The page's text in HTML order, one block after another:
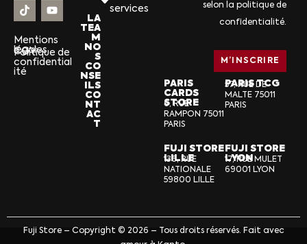
Mentions
légales
CGV
Politique de
confidential
ité
services
LA
TEA
M
NO
S
CO
NSE
ILS
CO
NT
AC
T
selon la politique de
confidentialité.
PARIS
CARDS
STORE
6, RUE
RAMPON 75011
PARIS
PARIS TCG
57, RUE DE
MALTE 75011
PARIS
FUJI STORE
LILLE
136, RUE
NATIONALE
59800 LILLE
FUJI STORE
LYON
17, RUE MULET
69001 LYON
Fuji Store – Copyright © 2026 – Tous droits réservés. Fait avec